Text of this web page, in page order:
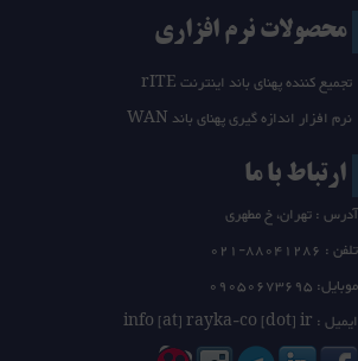
محصولات نرم افزاری
تجمیع کننده پهنای باند اینترنت rITE
نرم افزار اندازه گیری پهنای باند WAN
ارتباط با ما
آدرس : تهران، خ مطهری
تلفن : 21-88041286
0
موبایل: 09050673695
ایمیل : info [at] rayka-co [dot] ir